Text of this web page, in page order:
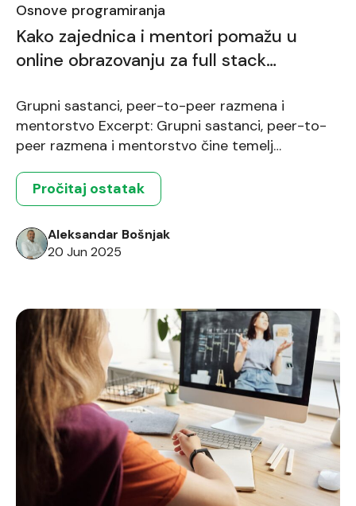
Osnove programiranja
Kako zajednica i mentori pomažu u
online obrazovanju za full stack
Grupni sastanci, peer-to-peer razmena i
mentorstvo Excerpt: Grupni sastanci, peer-to-
peer razmena i mentorstvo čine temelj
najsavremenijih online IT programa u regionu.
Pročitaj ostatak
Aleksandar Bošnjak
20 Jun 2025